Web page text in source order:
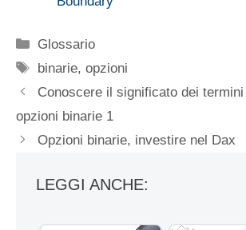
Categorie
Glossario
Tag
binarie,opzioni
Conoscere il significato dei
opzioni binarie 1
Opzioni binarie, investire nel Dax
LEGGI ANCHE: